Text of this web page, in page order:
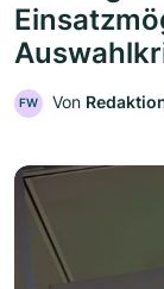
FW Von